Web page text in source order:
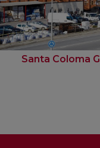
Santa Coloma